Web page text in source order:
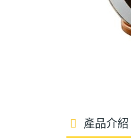
產品介紹